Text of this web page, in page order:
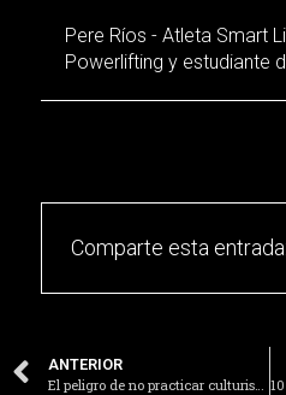
Pere Ríos - Atleta Smart
Powerlifting y estudiante
Comparte esta entrada:
ANTERIOR